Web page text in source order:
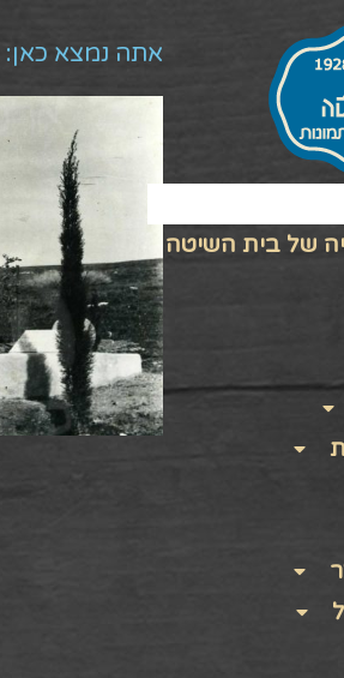
של בית השיטה
אתה נמצא כאן: